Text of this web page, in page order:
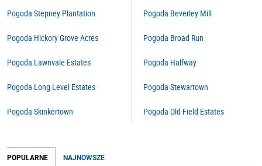
Pogoda Stepney Plantation
Pogoda Hickory Grove Acres
Pogoda Lawnvale Estates
Pogoda Long Level Estates
Pogoda Skinkertown
Pogoda Beverley Mill
Pogoda Broad Run
Pogoda Halfway
Pogoda Stewartown
Pogoda Old Field Estates
POPULARNE NAJNOWSZE